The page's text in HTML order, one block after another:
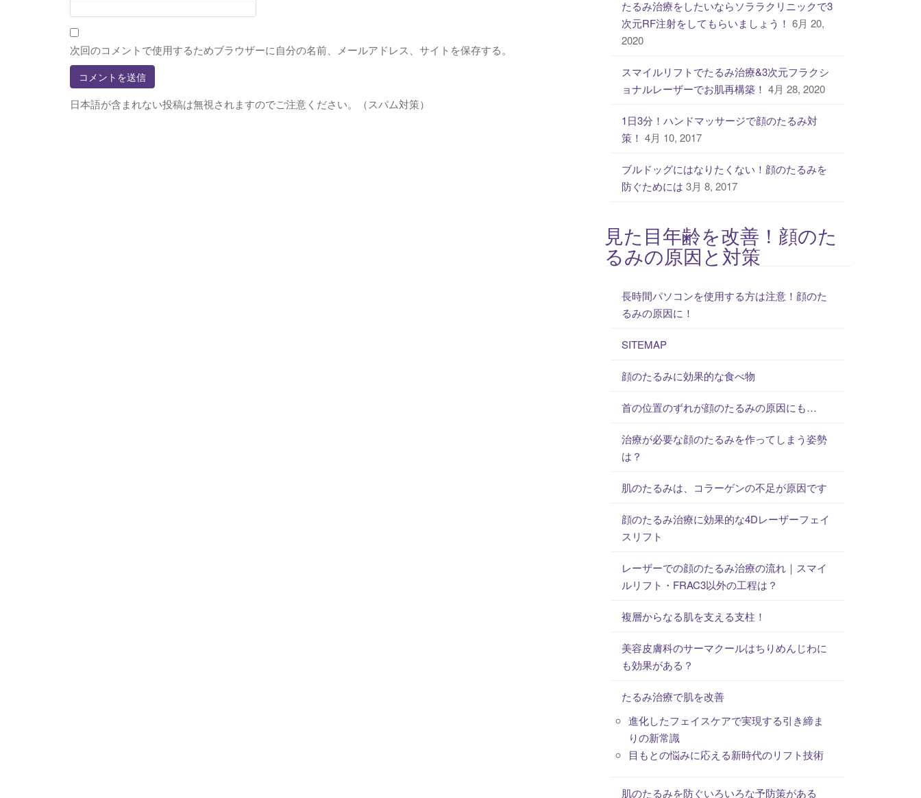
次回のコメントで使用するためブラウザーに自分の名前、メールアドレス、サイトを保存する。
日本語が含まれない投稿は無視されますのでご注意ください。（スパム対策）
たるみ治療をしたいならソララクリニックで3
次元RF注射をしてもらいましょう！ 6月 20,
2020
スマイルリフトでたるみ治療&3次元フラクシ
ョナルレーザーでお肌再構築！ 4月 28, 2020
1日3分！ハンドマッサージで顔のたるみ対
策！ 4月 10, 2017
ブルドッグにはなりたくない！顔のたるみを
防ぐためには 3月 8, 2017
見た目年齢を改善！顔のた
るみの原因と対策
長時間パソコンを使用する方は注意！顔のた
るみの原因に！
SITEMAP
顔のたるみに効果的な食べ物
首の位置のずれが顔のたるみの原因にも…
治療が必要な顔のたるみを作ってしまう姿勢
は？
肌のたるみは、コラーゲンの不足が原因です
顔のたるみ治療に効果的な4Dレーザーフェイ
スリフト
レーザーでの顔のたるみ治療の流れ｜スマイ
ルリフト・FRAC3以外の工程は？
複層からなる肌を支える支柱！
美容皮膚科のサーマクールはちりめんじわに
も効果がある？
たるみ治療で肌を改善
進化したフェイスケアで実現する引き締ま
りの新常識
目もとの悩みに応える新時代のリフト技術
肌のたるみを防ぐいろいろな予防策がある